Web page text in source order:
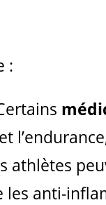
:
athlètes
les anti-